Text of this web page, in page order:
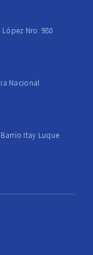
Nro. 980
Nacional
Itay Luque